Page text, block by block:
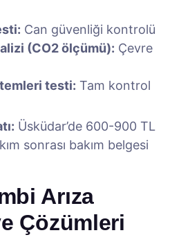
Can güvenliği kontrolü
(CO2 ölçümü): Çevre
testi: Tam kontrol
Üsküdar’de 600-900 TL
sonrası bakım belgesi
Arıza
Çözümleri